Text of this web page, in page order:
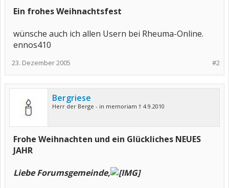
Ein frohes Weihnachtsfest
wünsche auch ich allen Usern bei Rheuma-Online.
ennos410
#2
23. Dezember 2005
Bergriese
Herr der Berge - in memoriam † 4.9.2010
Frohe Weihnachten und ein Glückliches NEUES
JAHR
Liebe Forumsgemeinde,